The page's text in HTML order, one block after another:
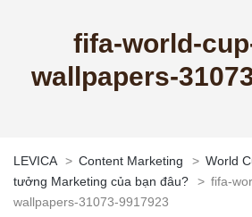
fifa-world-
wallpapers-
LEVICA > Content Marketing > World
tưởng Marketing của bạn đâu?
> fifa-
wallpapers-31073-9917923